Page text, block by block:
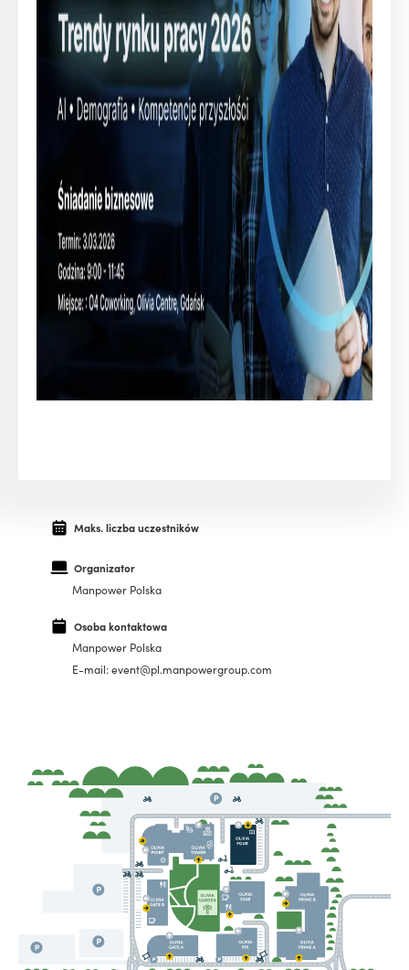
Maks. liczba uczestników
Organizator
Manpower Polska
Osoba kontaktowa
Manpower Polska
E-mail: event@pl.manpowergroup.com